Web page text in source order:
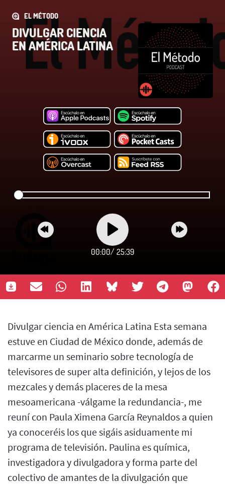
EL MÉTODO
DIVULGAR CIENCIA
EN AMÉRICA LATINA
00:00/ 25:39
Divulgar ciencia en América Latina Esta semana
estuve en Ciudad de México donde, además de
marcarme un seminario sobre tecnología de
televisores de super alta definición, y lejos de los
mezcales y demás placeres de la mesa
mesoamericana -válgame la redundancia-, me
reuní con Paula Ximena García Reynaldos a quien
ya conoceréis los que sigáis asiduamente mi
programa de televisión. Paulina es química,
investigadora y divulgadora y forma parte del
colectivo de amantes de la divulgación que